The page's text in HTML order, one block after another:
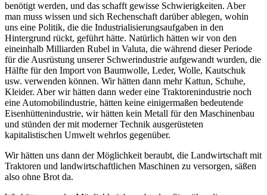
benötigt werden, und das schafft gewisse Schwierigkeiten. Aber
man muss wissen und sich Rechenschaft darüber ablegen, wohin
uns eine Politik, die die Industrialisierungsaufgaben in den
Hintergrund rückt, geführt hätte. Natürlich hätten wir von den
eineinhalb Milliarden Rubel in Valuta, die während dieser Periode
für die Ausrüstung unserer Schwerindustrie aufgewandt wurden, die
Hälfte für den Import von Baumwolle, Leder, Wolle, Kautschuk
usw. verwenden können. Wir hätten dann mehr Kattun, Schuhe,
Kleider. Aber wir hätten dann weder eine Traktorenindustrie noch
eine Automobilindustrie, hätten keine einigermaßen bedeutende
Eisenhüttenindustrie, wir hätten kein Metall für den Maschinenbau
und stünden der mit moderner Technik ausgerüsteten
kapitalistischen Umwelt wehrlos gegenüber.
Wir hätten uns dann der Möglichkeit beraubt, die Landwirtschaft mit
Traktoren und landwirtschaftlichen Maschinen zu versorgen, säßen
also ohne Brot da.